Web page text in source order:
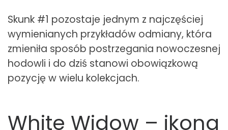
Skunk #1 pozostaje jednym z najczęściej
wymienianych przykładów odmiany, która
zmieniła sposób postrzegania nowoczesnej
hodowli i do dziś stanowi obowiązkową
pozycję w wielu kolekcjach.
White Widow – ikona